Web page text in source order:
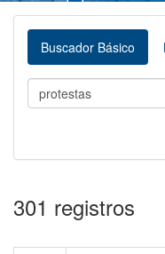
Buscador Básico
301 registros